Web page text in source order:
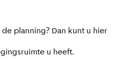
planning? Dan kunt u hier
u heeft.